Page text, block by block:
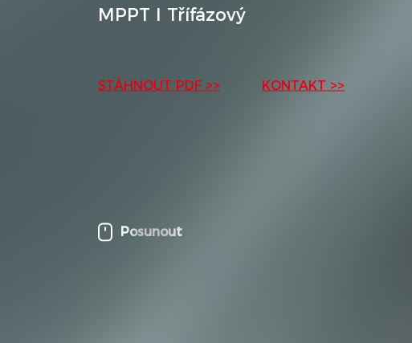
MPPT I Třífázový
STÁHNOUT PDF >> KONTAKT >>
Posunout